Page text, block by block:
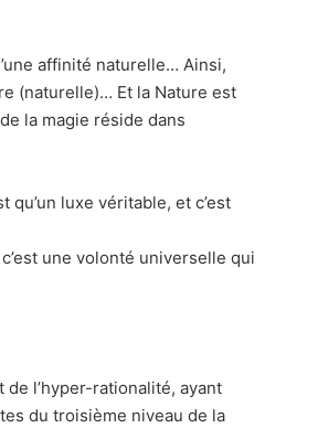
affinité naturelle… Ainsi,
(naturelle)… Et la Nature est
la magie réside dans
qu’un luxe véritable, et c’est
une volonté universelle qui
l’hyper-rationalité, ayant
du troisième niveau de la